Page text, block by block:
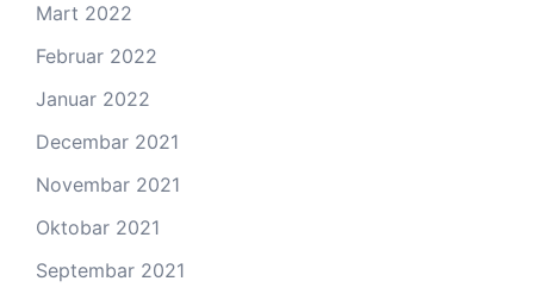
Mart 2022
Februar 2022
Januar 2022
Decembar 2021
Novembar 2021
Oktobar 2021
Septembar 2021